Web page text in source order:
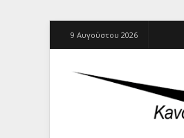
9 Αυγούστου 2026